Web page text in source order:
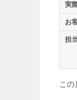
実
お
担
こ